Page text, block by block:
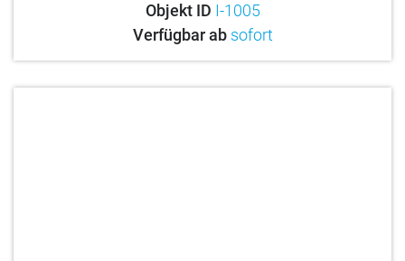
Objekt ID I-1005
Verfügbar ab sofort